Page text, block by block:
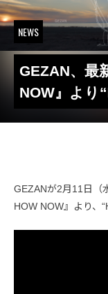
NEWS
GEZAN、最
NOW』より
GEZANが2月11日（
HOW NOW』より、